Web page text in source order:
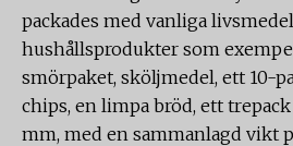
packades med vanliga
hushållsprodukter som
smörpaket, sköljmedel, ett 10-
chips, en limpa bröd, ett
mm, med en sammanlagd vikt